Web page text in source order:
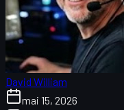
David William
mai 15, 2026